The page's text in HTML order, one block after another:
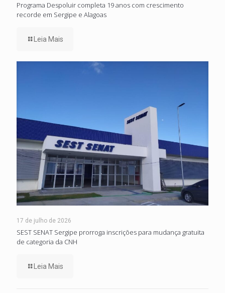
Programa Despoluir completa 19 anos com crescimento
recorde em Sergipe e Alagoas
Leia Mais
17 de julho de 2026
SEST SENAT Sergipe prorroga inscrições para mudança gratuita
de categoria da CNH
Leia Mais